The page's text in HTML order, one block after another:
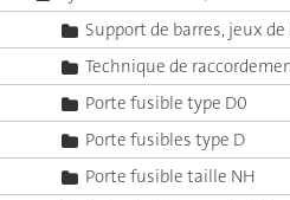
Support de barres, jeux
Technique de
Porte fusible type D0
Porte fusibles type D
Porte fusible taille NH